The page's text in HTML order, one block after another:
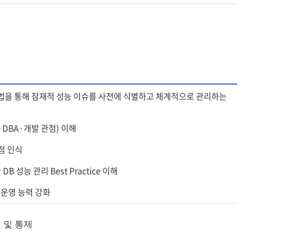
통해 잠재적 성능 이슈를 사전에 식별하고 체계적으로 관리하는
개발 관점) 이해
인식
DB 성능 관리 Best Practice 이해
영 능력 강화
통제